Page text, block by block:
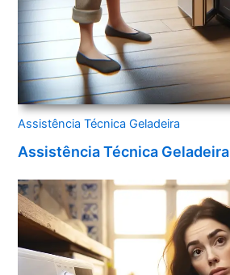
Assistência Técnica Geladeira
Assistência Técnica Geladeira